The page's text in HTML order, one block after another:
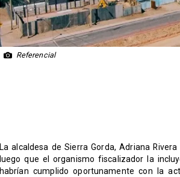
Referencial
La alcaldesa de Sierra Gorda, Adriana
luego que el organismo fiscalizador la
habrían cumplido oportunamente con la